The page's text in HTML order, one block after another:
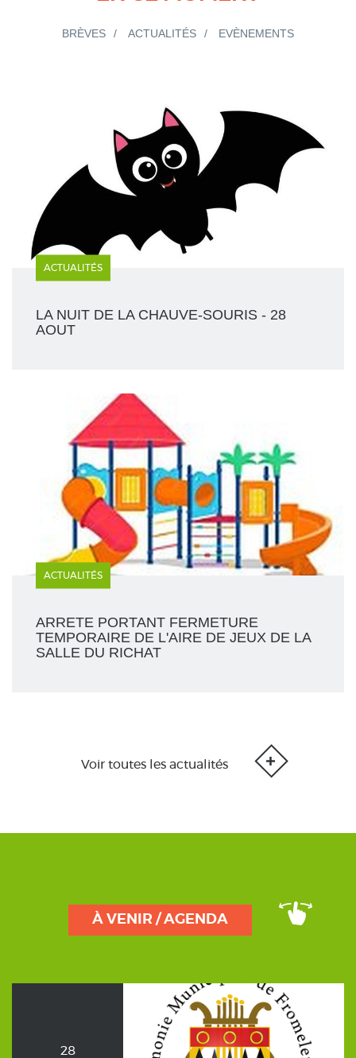
BRÈVES ACTUALITÉS EVÈNEMENTS
ACTUALITÉS
LA NUIT DE LA CHAUVE-SOURIS - 28
AOUT
ACTUALITÉS
ARRETE PORTANT FERMETURE
TEMPORAIRE DE L'AIRE DE JEUX DE LA
SALLE DU RICHAT
Voir toutes les actualités
À VENIR / AGENDA
28